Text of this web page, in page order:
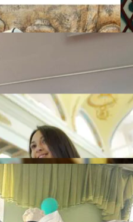
Кыргыз-өзбек
10.08.2026
МАМЛЕКЕТТИК КАТЧЫ
ЖЫЛДЫГЫНА
10.08.2026
199 ТРЕНЕР МУГАЛИМ
10.08.2026
Абитуриент
ЖОЖДОРГО КАБЫЛ
СТАРТ АЛДЫ